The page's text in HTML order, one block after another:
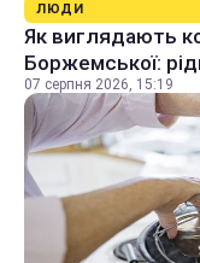
ЛЮДИ
Як виглядають
Боржемської:
07 серпня 2026, 15:19